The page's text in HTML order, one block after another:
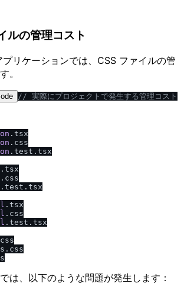
ルの管理コスト
リケーションでは、CSS ファイルの管
。
/ / 実際にプロジェクトで発生する管理コスト
. tsx
. css
. test . tsx
. tsx
. css
. test . tsx
. tsx
. css
. test . tsx
css
css
は、以下のような問題が発生します：